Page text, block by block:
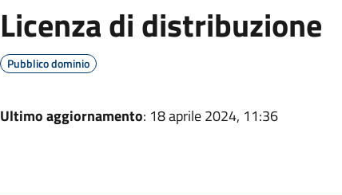
Licenza di distribuzione
Pubblico dominio
Ultimo aggiornamento: 18 aprile 2024, 11:36